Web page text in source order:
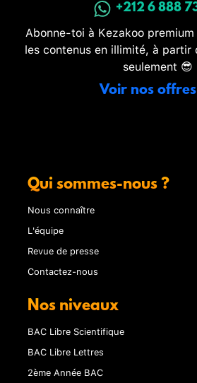
+212 6 888
Abonne-toi à Kezakoo
les contenus en illimité, à partir
seulement 😎
Voir nos offres
Qui sommes-nous ?
Nous connaître
L'équipe
Revue de presse
Contactez-nous
Nos niveaux
BAC Libre Scientifique
BAC Libre Lettres
2ème Année BAC